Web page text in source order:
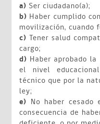
a) Ser ciudadano(a);
b) Haber cumplido
movilización, cuando
c) Tener salud
cargo;
d) Haber aprobado
el nivel
técnico que por la
ley;
e) No haber cesado
consecuencia de